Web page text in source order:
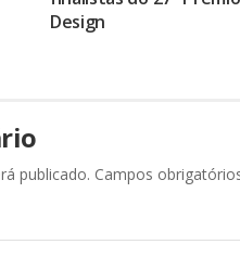
Design
publicado. Campos